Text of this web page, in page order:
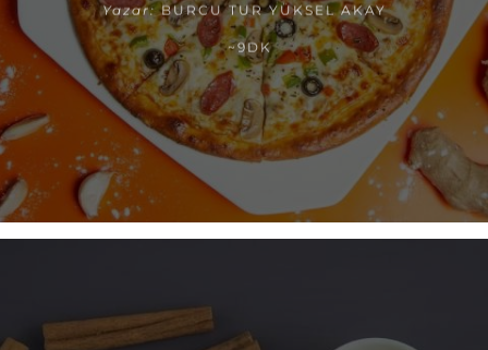
Yazar: BURCU TUR YÜKSEL AKAY
~9DK